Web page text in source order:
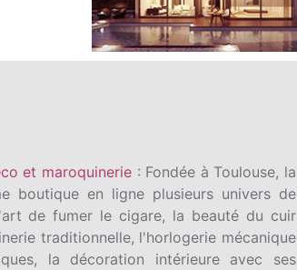
et maroquinerie: Fondée à Toulouse, la
boutique en ligne plusieurs univers de
de fumer le cigare, la beauté du cuir
traditionnelle, l'horlogerie mécanique
la décoration intérieure avec ses